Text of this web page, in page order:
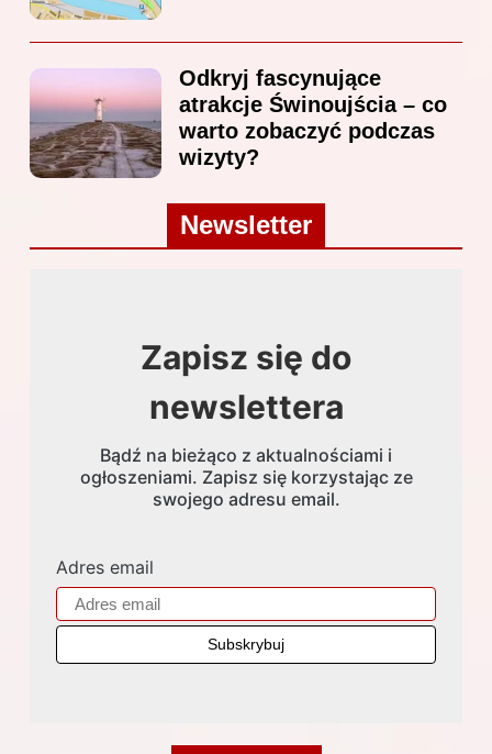
Odkryj fascynujące
atrakcje Świnoujścia – co
warto zobaczyć podczas
wizyty?
Newsletter
Zapisz się do
newslettera
Bądź na bieżąco z aktualnościami i
ogłoszeniami. Zapisz się korzystając ze
swojego adresu email.
Adres email